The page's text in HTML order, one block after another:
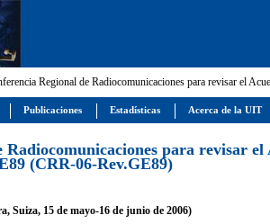
Regional de Radiocomunicaciones para revisar el
Radiocomunicaciones para revisar el
(CRR-06-Rev.GE89)
Suiza, 15 de mayo-16 de junio de 2006)
Publicaciones Estadísticas Acerca de la UIT